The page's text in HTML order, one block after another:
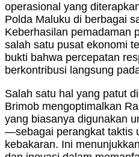
operasional yang
Polda Maluku di berbagai
Keberhasilan pemadaman
salah satu pusat ekonomi
bukti bahwa percepatan
berkontribusi langsung
Salah satu hal yang patut
Brimob mengoptimalkan
yang biasanya digunakan
—sebagai perangkat taktis
kebakaran. Ini